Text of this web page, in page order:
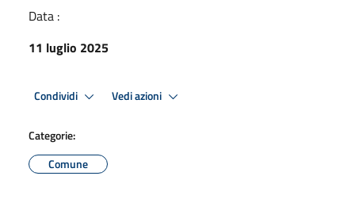
Data :
11 luglio 2025
Condividi Vedi azioni
Categorie:
Comune